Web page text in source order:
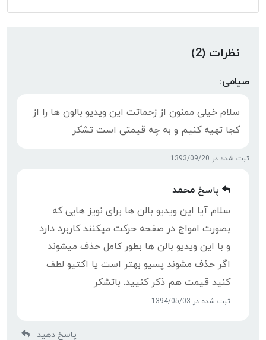
نظرات (2)
صیامی:
سلام خیلی ممنون از زحماتت این ویدیو بالون ها را از
کجا تهیه کنیم و به چه قیمتی است تشکر
ثبت شده در 1393/09/20
پاسخ محمد
سلام آیا این ویدیو بالن ها برای نویز هایی که
بصورت امواج در صفحه حرکت میکنند کاربرد دارد
و با این ویدیو بالن ها بطور کامل حذف میشوند
اگر حذف مشوند پسیو بهتر است یا اکتیو لطف
کنید قیمت هم ذکر کنیید. باتشکر
ثبت شده در 1394/05/03
پاسخ دهید